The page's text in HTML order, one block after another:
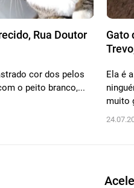
Rua Doutor
cor dos pelos
o peito branco,...
Gato
Ela é
muito